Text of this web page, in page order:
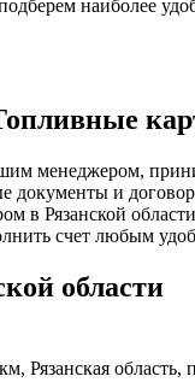
наиболее
менеджером,
документы и
в Рязанской
счет любым
области
Рязанская